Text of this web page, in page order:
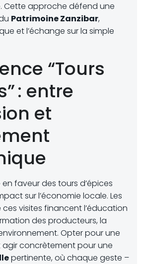
Cette approche défend une
Patrimoine Zanzibar,
et l’échange sur la simple
“Tours
: entre
et
en faveur des tours d’épices
sur l’économie locale. Les
visites financent l’éducation
des producteurs, la
Opter pour une
agir concrètement pour une
pertinente, où chaque geste –